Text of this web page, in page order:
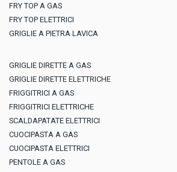
FRY TOP A GAS
FRY TOP ELETTRICI
GRIGLIE A PIETRA LAVICA
GRIGLIE DIRETTE A GAS
GRIGLIE DIRETTE ELETTRICHE
FRIGGITRICI A GAS
FRIGGITRICI ELETTRICHE
SCALDAPATATE ELETTRICI
CUOCIPASTA A GAS
CUOCIPASTA ELETTRICI
PENTOLE A GAS